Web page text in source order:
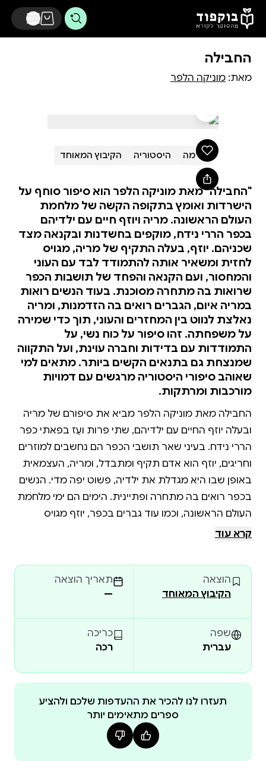
דלג לתוכן הראשי
החבילה
מאת: מוניקה הלפר
דרמה היסטוריה הקיבוץ המאוחד
"החבילה" מאת מוניקה הלפר הוא סיפור סוחף על
הישרדות ואומץ בתקופה הקשה של מלחמת
העולם הראשונה. מריה ויוזף חיים עם ילדיהם
בכפר הררי נידח, מוקפים בחשדנות ובקנאה מצד
שכניהם. יוזף, בעלה התקיף של מריה, מגויס
לחזית ומשאיר אותה להתמודד לבד עם העוני
והמחסור, ועם הקנאה והפחד של תושבות הכפר
שרואות בה מתחרה מסוכנת. בעוד הנשים רואות
במריה איום, הגברים רואים בה הזדמנות, ומריה
נאלצת לנווט בין המחזרים והעוני, תוך כדי שמירה
על משפחתה. זהו סיפור על כוח נשי, על
התמודדות עם בדידות וחברה עוינת, ועל התקווה
שמנצחת גם בתנאים הקשים ביותר. מתאים למי
שאוהב סיפורי היסטוריה מרגשים עם דמויות
מורכבות ומרתקות.
החבילה מאת מוניקה הלפר מביא את סיפורם של מריה
ובעלה יוזף החיים עם ילדיהם, שתי פרות ועֵז בפאתי כפר
הררי נידח. בעיני שאר תושבי הכפר הם נחשבים למוזרים
וחריגים, יוזף הוא אדם תקיף ומתבדל, ומריה, העצמאית
באופן שבו היא מגדלת את ילדיה, פשוט יפה מדי. הנשים
בכפר רואים בה מתחרה ופתיינית. הימים הם ימי מלחמת
העולם הראשונה, וכמו עוד גברים בכפר, יוזף מגויס
לחזית. לפני צאתו הוא מבקש מראש הכפר לדאוג לצרכי
מריה מתמודדת עם מחסור ועוני, כמו גם עם מחזרים
המבקשים את קרבת
קרא עוד
הוצאה
הקיבוץ המאוחד
תאריך הוצאה
—
שפה
עברית
כריכה
רכה
תעזרו לנו להכיר את ההעדפות שלכם ולהציע
ספרים מתאימים יותר